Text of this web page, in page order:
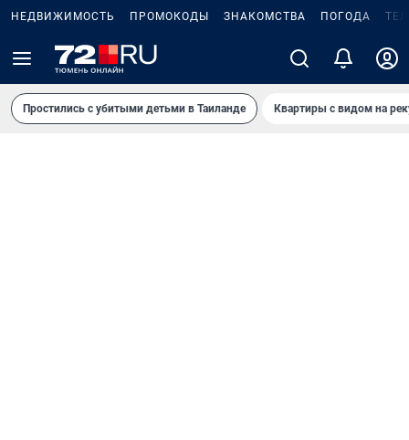
НЕДВИЖИМОСТЬ ПРОМОКОДЫ ЗНАКОМСТВА ПОГОДА
Простились с убитыми детьми в Таиланде Квартиры с видом на